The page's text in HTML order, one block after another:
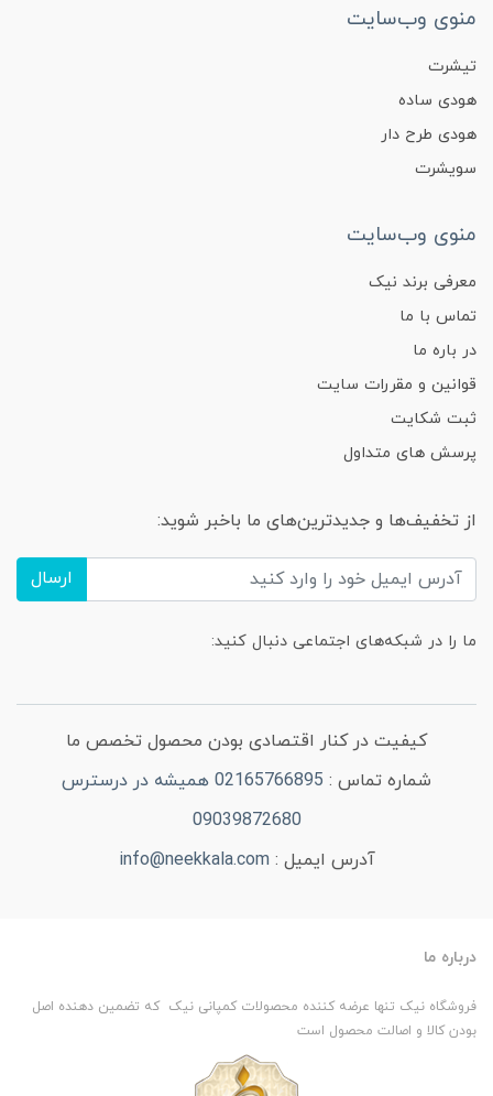
منوی وب‌سایت
تیشرت
هودی ساده
هودی طرح دار
سویشرت
منوی وب‌سایت
معرفی برند نیک
تماس با ما
در باره ما
قوانین و مقررات سایت
ثبت شکایت
پرسش های متداول
از تخفیف‌ها و جدیدترین‌های ما باخبر شوید:
ارسال
ما را در شبکه‌های اجتماعی دنبال کنید:
کیفیت در کنار اقتصادی بودن محصول تخصص ما
شماره تماس :
02165766895 همیشه در درسترس
09039872680
آدرس ایمیل : info@neekkala.com
درباره ما
فروشگاه نیک تنها عرضه کننده محصولات کمپانی نیک که تضمین دهنده اصل
بودن کالا و اصالت محصول است